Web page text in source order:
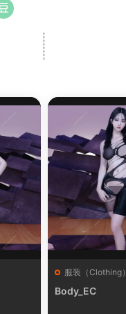
服装（Clothing）
Body_EC